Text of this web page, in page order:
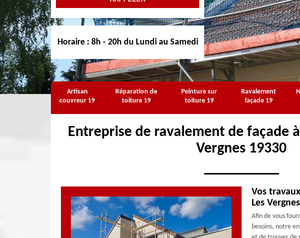
Horaire : 8h - 20h du Lundi au Samedi
Artisan
couvreur 19
Réparation de
toiture 19
Peinture sur
toiture 19
Ravalement
façade 19
Entreprise de ravalement de façade
Vergnes 19330
Vos
Les
Afin de vous
besoins, notre